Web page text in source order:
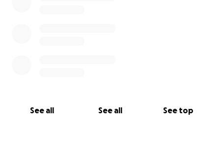
See all See all See top